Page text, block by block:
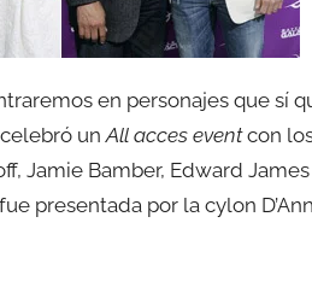
en personajes que sí
celebró unAll acces eventcon
Jamie Bamber, Edward
presentada por la cylon